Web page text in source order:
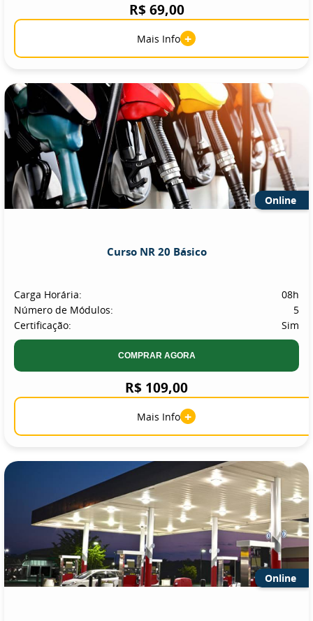
R$ 69,00
Mais Info +
Online
Curso NR 20 Básico
Carga Horária:
08h
Número de Módulos:
5
Certificação:
Sim
COMPRAR AGORA
R$ 109,00
Mais Info +
Online